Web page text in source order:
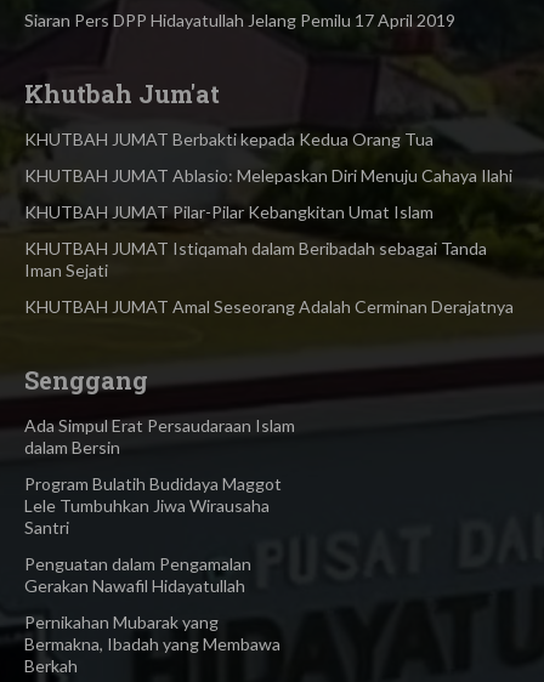
Siaran Pers DPP Hidayatullah Jelang Pemilu 17 April 2019
Khutbah Jum'at
KHUTBAH JUMAT Berbakti kepada Kedua Orang Tua
KHUTBAH JUMAT Ablasio: Melepaskan Diri Menuju Cahaya Ilahi
KHUTBAH JUMAT Pilar-Pilar Kebangkitan Umat Islam
KHUTBAH JUMAT Istiqamah dalam Beribadah sebagai Tanda
Iman Sejati
KHUTBAH JUMAT Amal Seseorang Adalah Cerminan Derajatnya
Senggang
Ada Simpul Erat Persaudaraan Islam
dalam Bersin
Program Bulatih Budidaya Maggot
Lele Tumbuhkan Jiwa Wirausaha
Santri
Penguatan dalam Pengamalan
Gerakan Nawafil Hidayatullah
Pernikahan Mubarak yang
Bermakna, Ibadah yang Membawa
Berkah